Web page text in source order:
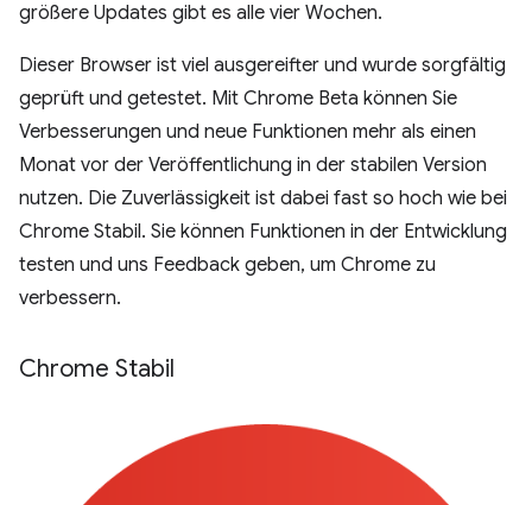
größere Updates gibt es alle vier Wochen.
Dieser Browser ist viel ausgereifter und wurde sorgfältig
geprüft und getestet. Mit Chrome Beta können Sie
Verbesserungen und neue Funktionen mehr als einen
Monat vor der Veröffentlichung in der stabilen Version
nutzen. Die Zuverlässigkeit ist dabei fast so hoch wie bei
Chrome Stabil. Sie können Funktionen in der Entwicklung
testen und uns Feedback geben, um Chrome zu
verbessern.
Chrome Stabil